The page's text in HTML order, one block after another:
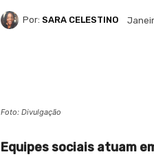
Por: SARA CELESTINO
Foto: Divulgação
Equipes sociais atuam